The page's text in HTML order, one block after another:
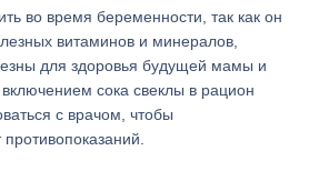
во время беременности, так как он
витаминов и минералов,
для здоровья будущей мамы и
сока свеклы в рацион
с врачом, чтобы